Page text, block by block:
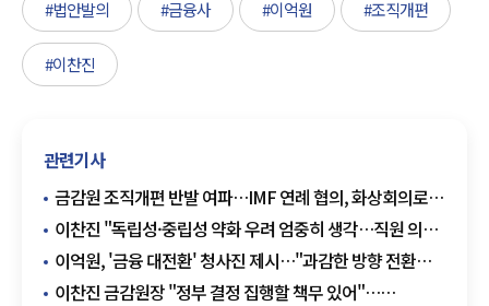
#법안발의 #금융사 #이억원 #조직개편
#이찬진
관련기사
금감원 조직개편 반발 여파…IMF 연례 협의, 화상회의로
전환
이찬진 "독립성·중립성 약화 우려 엄중히 생각…직원 의견
반영 노력"
이억원, '금융 대전환' 청사진 제시…"과감한 방향 전환
필요"
이찬진 금감원장 "정부 결정 집행할 책무 있어"…